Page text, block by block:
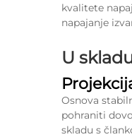
kvalitete
napajanje
U
Osnova
pohraniti
skladu s